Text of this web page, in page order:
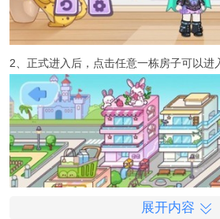
2、正式进入后，点击任意一栋房子可以进
展开内容